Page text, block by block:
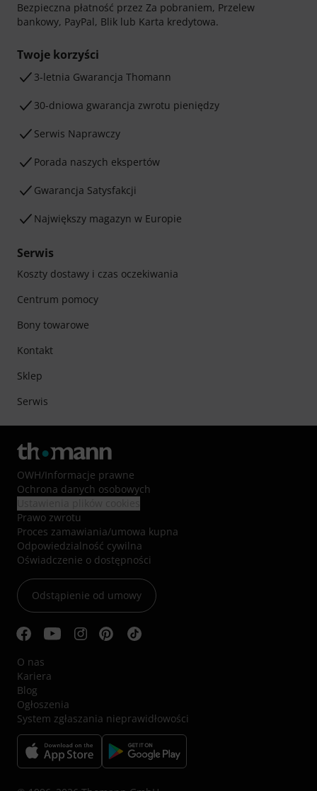
Bezpieczna płatność przez Za pobraniem, Przelew
bankowy, PayPal, Blik lub Karta kredytowa.
Twoje korzyści
3-letnia Gwarancja Thomann
30-dniowa gwarancja zwrotu pieniędzy
Serwis Naprawczy
Porada naszych ekspertów
Gwarancja Satysfakcji
Największy magazyn w Europie
Serwis
Koszty dostawy i czas oczekiwania
Centrum pomocy
Bony towarowe
Kontakt
Sklep
Serwis
OWH/Informacje prawne
Ochrona danych osobowych
Prawo zwrotu
Proces zamawiania/umowa kupna
Odpowiedzialność cywilna
Oświadczenie o dostępności
Odstąpienie od umowy
O nas
Kariera
Blog
Ogłoszenia
System zgłaszania nieprawidłowości